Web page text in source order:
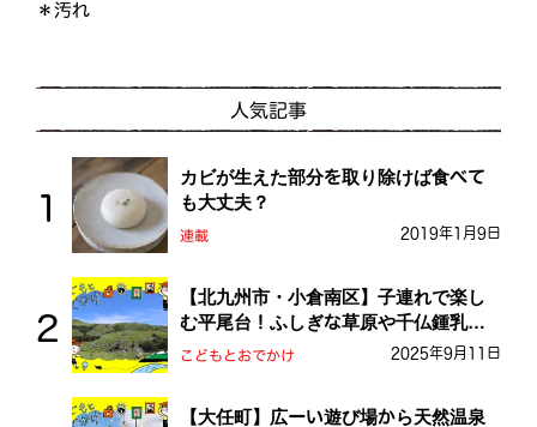
＊汚れ
人気記事
カビが生えた部分を取り除けば食べて
も大丈夫？
連載 2019年1月9日
【北九州市・小倉南区】子連れで楽し
む平尾台！ふしぎな草原や千仏鍾乳洞
を探検しよう！
こどもとおでかけ 2025年9月11日
【大任町】広ーい遊び場から天然温泉